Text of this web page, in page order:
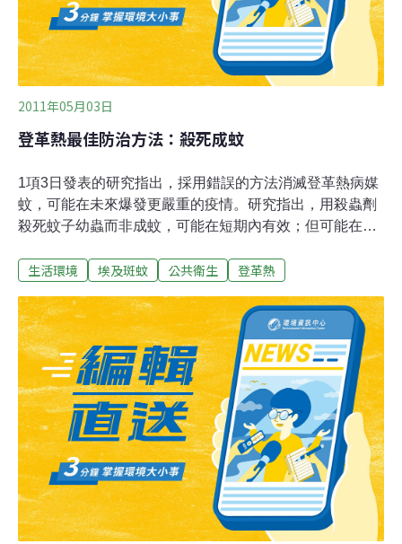
內完成區里動員環境大掃蕩，不可因為天候狀況不佳而延
期或鬆懈。
2011年05月03日
登革熱最佳防治方法：殺死成蚊
1項3日發表的研究指出，採用錯誤的方法消滅登革熱病媒
蚊，可能在未來爆發更嚴重的疫情。研究指出，用殺蟲劑
殺死蚊子幼蟲而非成蚊，可能在短期內有效；但可能在蚊
是住在都市地區的民眾。登革熱是蚊子傳染疾病，病症包
主要分布在開發中國家。登革熱不大會致命，但會使人體
衰弱。但因快速都市化及全球暖化影響，病例在近幾十年
來急遽增加，全球大約有25億民眾飽受威脅。登革熱沒有
治療方法、解藥或疫苗，唯一方法是殺死病媒蚊，特別是
埃及斑蚊（Aedes aegypti）。這項刊登在「刺胳針」
（The Lancet）醫學雜誌的研究指出，大多數國家所採用
的破壞繁殖地方法，是遭到誤導。
生活環境 埃及斑蚊 公共衛生 登革熱